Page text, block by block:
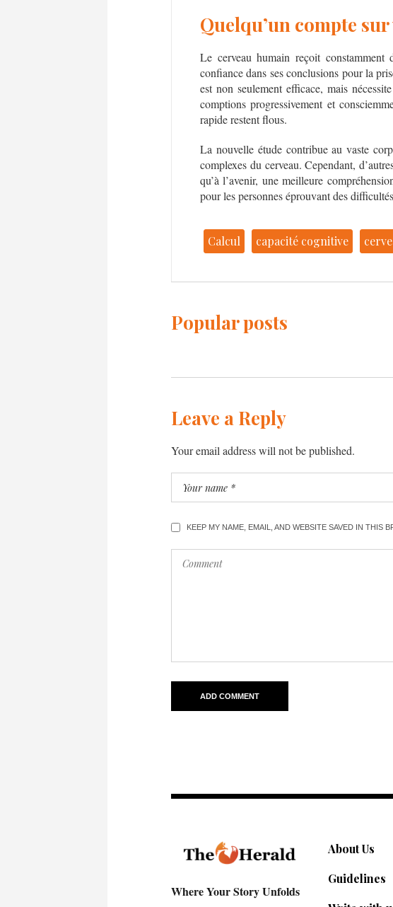
Quelqu’un compte sur
Le cerveau humain reçoit
confiance dans ses conclusions pour la
est non seulement efficace, mais
comptions progressivement et
rapide restent flous.
La nouvelle étude contribue au vaste
complexes du cerveau. Cependant,
qu’à l’avenir, une meilleure
pour les personnes éprouvant des
Calcul capacité cognitive
Popular posts
Leave a Reply
Your email address will not be published.
KEEP MY NAME, EMAIL, AND WEBSITE SAVED IN THIS
Where Your Story Unfolds
About Us
Guidelines